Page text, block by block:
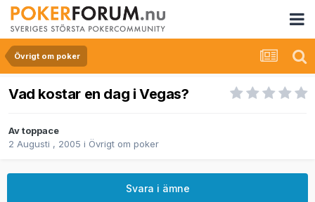
Övrigt om poker
Vad kostar en dag i Vegas?
Avtoppace
2 Augusti , 2005 i Övrigt om poker
Svara i ämne